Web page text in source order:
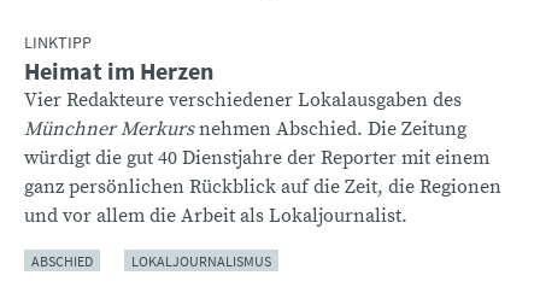
LINKTIPP
Heimat im Herzen
Vier Redakteure verschiedener Lokalausgaben des
Münchner Merkursnehmen Abschied. Die Zeitung
würdigt die gut 40 Dienstjahre der Reporter mit einem
ganz persönlichen Rückblick auf die Zeit, die Regionen
und vor allem die Arbeit als Lokaljournalist.
ABSCHIED LOKALJOURNALISMUS